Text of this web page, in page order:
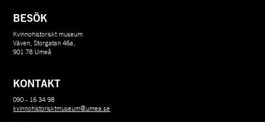
BESÖK
Kvinnohistoriskt museum
Väven, Storgatan 46a,
901 78 Umeå
KONTAKT
090 - 16 34 98
kvinnohistorisktmuseum@umea.se